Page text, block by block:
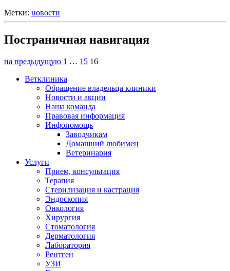
Метки: новости
Постраничная навигация
на предыдущую 1 … 15 16
Ветклиника
Обращение владельца клиники
Новости и акции
Наша команда
Правовая информация
Инфопомощь
Заводчикам
Домашний любимец
Ветеринария
Услуги
Прием, консультация
Терапия
Стерилизация и кастрация
Эндоскопия
Онкология
Хирургия
Стоматология
Дерматология
Лаборатория
Рентген
УЗИ